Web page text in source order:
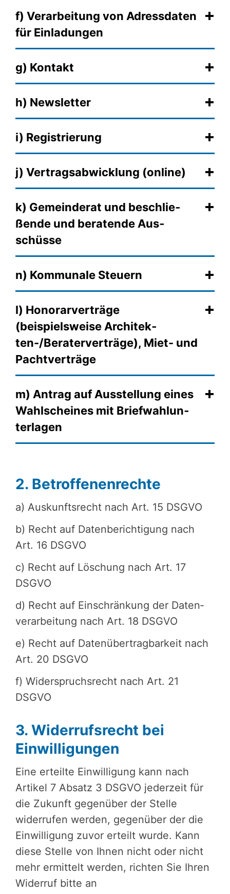
f) Verar­bei­tung von Adress­da­ten
für Einla­dun­gen
g) Kontakt
h) Newsletter
i) Regis­trie­rung
j) Vertrags­ab­wick­lung (online)
k) Gemein­de­rat und beschlie­
ßende und beraten­de Aus­
schüsse
n) Kommunale Steuern
l) Honorar­ver­träge
(beispielsweise Archi­tek­
ten-/Bera­ter­ver­trä­ge), Miet- und
Pacht­ver­träge
m) Antrag auf Ausstel­lung eines
Wahlschei­nes mit Brief­wahl­un­
ter­la­gen
2. Betroffenenrechte
a) Auskunfts­recht nach Art. 15 DSGVO
b) Recht auf Daten­be­rich­ti­gung nach
Art. 16 DSGVO
c) Recht auf Löschung nach Art. 17
DSGVO
d) Recht auf Einschrän­kung der Daten­
ver­ar­bei­tung nach Art. 18 DSGVO
e) Recht auf Daten­über­trag­bar­keit nach
Art. 20 DSGVO
f) Wider­spruchs­recht nach Art. 21
DSGVO
3. Wider­rufs­recht bei
Einwil­li­gun­gen
Eine erteilte Einwilligung kann nach
Artikel 7 Absatz 3 DSGVO jederzeit für
die Zukunft gegenüber der Stelle
widerrufen werden, gegenüber der die
Einwilligung zuvor erteilt wurde. Kann
diese Stelle von Ihnen nicht oder nicht
mehr ermittelt werden, richten Sie Ihren
Widerruf bitte an